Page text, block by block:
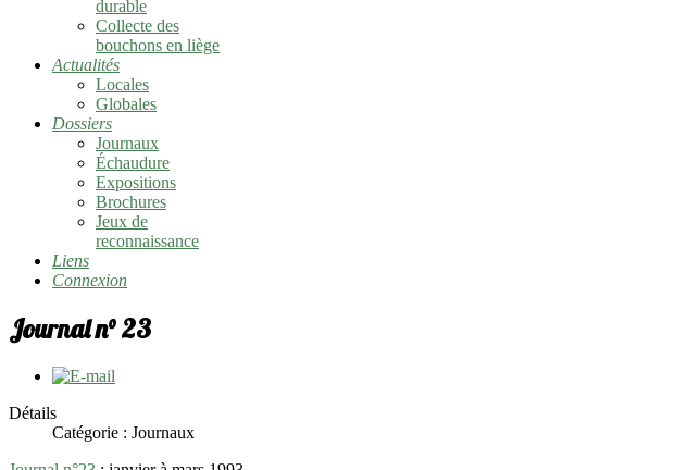
durable
Collecte des
bouchons en liège
Actualités
Locales
Globales
Dossiers
Journaux
Échaudure
Expositions
Brochures
Jeux de
reconnaissance
Liens
Connexion
Journal n° 23
Détails
Catégorie : Journaux